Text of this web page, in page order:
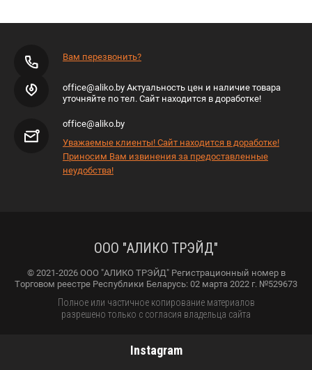
Вам перезвонить?
office@aliko.by Актуальность цен и наличие товара
уточняйте по тел. Сайт находится в доработке!
office@aliko.by
Уважаемые клиенты! Сайт находится в доработке!
Приносим Вам извинения за предоставленные
неудобства!
ООО "АЛИКО ТРЭЙД"
© 2021-2026 ООО "АЛИКО ТРЭЙД" Регистрационный номер в
Торговом реестре Республики Беларусь: 02 марта 2022 г. №529673
Полное или частичное копирование материалов
разрешено только с согласия владельца сайта
Instagram